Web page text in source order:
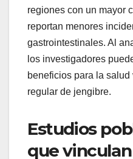
regiones con un mayor
reportan menores
gastrointestinales. Al
los investigadores
beneficios para la
regular de jengibre.
Estudios
que